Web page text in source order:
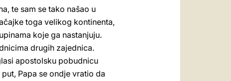
te sam se tako našao u
toga velikog kontinenta,
koje ga nastanjuju.
drugih zajednica.
apostolsku pobudnicu
Papa se ondje vratio da